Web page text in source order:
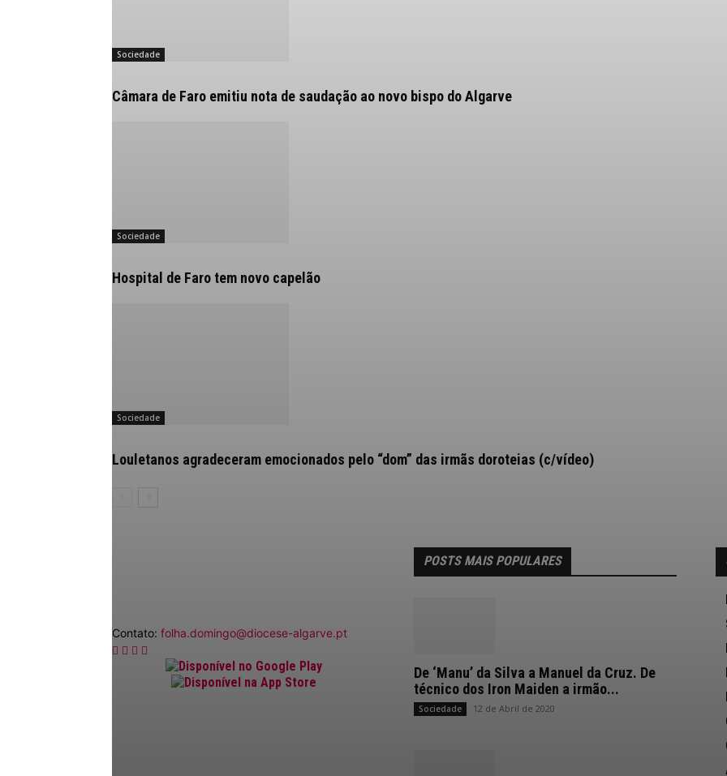
Sociedade
Câmara de Faro emitiu nota de saudação ao novo bispo do Algarve
Sociedade
Hospital de Faro tem novo capelão
Sociedade
Louletanos agradeceram emocionados pelo “dom” das irmãs doroteias (c/vídeo)
Contato: folha.domingo@diocese-algarve.pt
POSTS MAIS POPULARES
De ‘Manu’ da Silva a Manuel da Cruz. De
técnico dos Iron Maiden a irmão...
Sociedade 12 de Abril de 2020